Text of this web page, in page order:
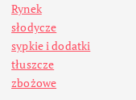
Rynek
słodycze
sypkie i dodatki
tłuszcze
zbożowe